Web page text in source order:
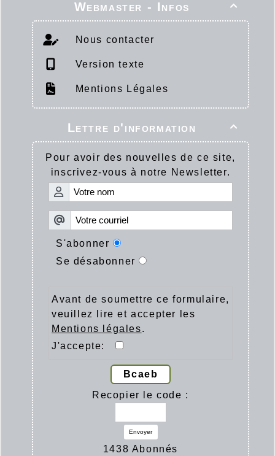

Webmaster - Infos
Nous contacter
Version texte
Mentions Légales

Lettre d'information
Pour avoir des nouvelles de ce site,
inscrivez-vous à notre Newsletter.
S'abonner
Se désabonner
Avant de soumettre ce formulaire,
veuillez lire et accepter les
Mentions légales.
J'accepte:
Bcaeb
Recopier le code :
Envoyer
1438 Abonnés